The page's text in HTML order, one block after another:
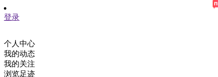
登录
个人中心
我的动态
我的关注
浏览足迹